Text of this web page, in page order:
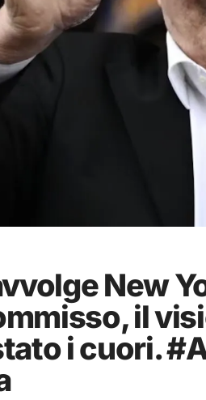
New
il
i cuori.